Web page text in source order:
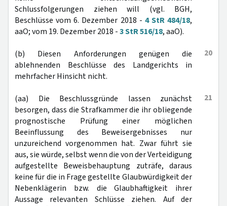
Schlussfolgerungen ziehen will (vgl. BGH,
Beschlüsse vom 6. Dezember 2018 - 4 StR 484/18,
aaO; vom 19. Dezember 2018 -3 StR 516/18, aaO).
20
(b) Diesen Anforderungen genügen die
ablehnenden Beschlüsse des Landgerichts in
mehrfacher Hinsicht nicht.
21
(aa) Die Beschlussgründe lassen zunächst
besorgen, dass die Strafkammer die ihr obliegende
prognostische Prüfung einer möglichen
Beeinflussung des Beweisergebnisses nur
unzureichend vorgenommen hat. Zwar führt sie
aus, sie würde, selbst wenn die von der Verteidigung
aufgestellte Beweisbehauptung zuträfe, daraus
keine für die in Frage gestellte Glaubwürdigkeit der
Nebenklägerin bzw. die Glaubhaftigkeit ihrer
Aussage relevanten Schlüsse ziehen. Auf der